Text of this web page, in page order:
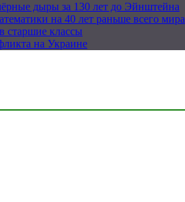
дыры за 130 лет до Эйнштейна
на 40 лет раньше всего мира
старшие классы
на Украине